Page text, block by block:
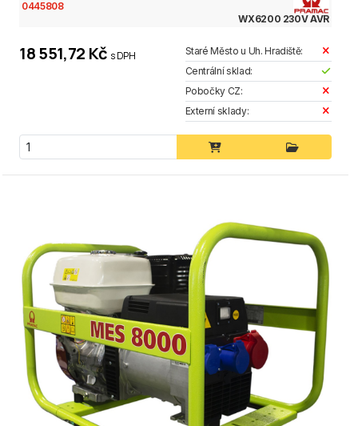
0445808
WX6200 230V AVR
18 551,72 Kč s DPH
Staré Město u Uh. Hradiště:
Centrální sklad:
Pobočky CZ:
Externí sklady: